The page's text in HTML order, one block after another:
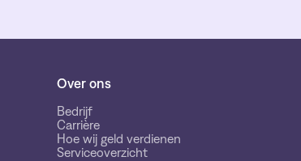
Over ons
Bedrijf
Carrière
Hoe wij geld verdienen
Serviceoverzicht